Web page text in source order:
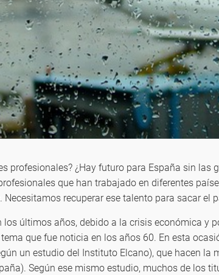
profesionales? ¿Hay futuro para España sin las
que han trabajado en diferentes
recuperar ese talento para sacar el
últimos años, debido a la crisis económica y
que fue noticia en los años 60. En esta
un estudio del Instituto Elcano), que hacen la
Según ese mismo estudio, muchos de los